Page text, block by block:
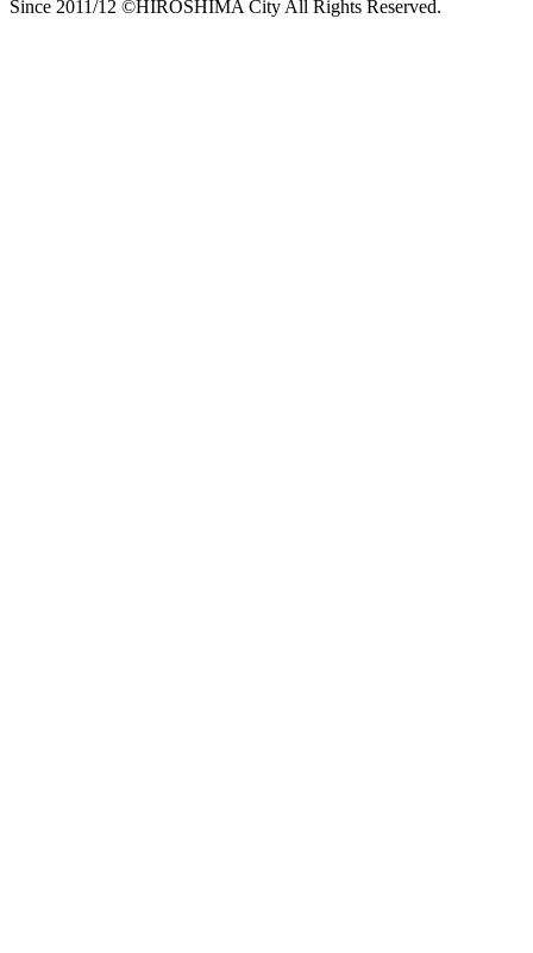
Since 2011/12 ©HIROSHIMA City All Rights Reserved.